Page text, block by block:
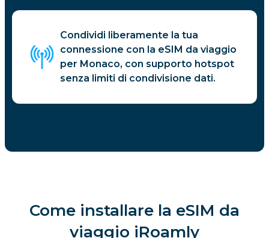
Condividi liberamente la tua
connessione con la eSIM da viaggio
per Monaco, con supporto hotspot
senza limiti di condivisione dati.
Come installare la eSIM da
viaggio iRoamly